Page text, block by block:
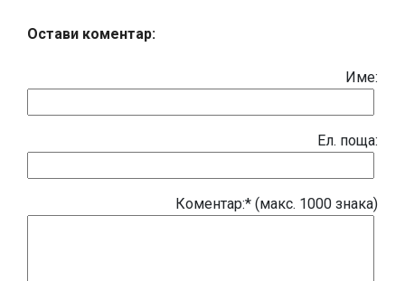
Остави коментар:
Име:
Eл. поща:
Коментар:* (макс. 1000 знака)